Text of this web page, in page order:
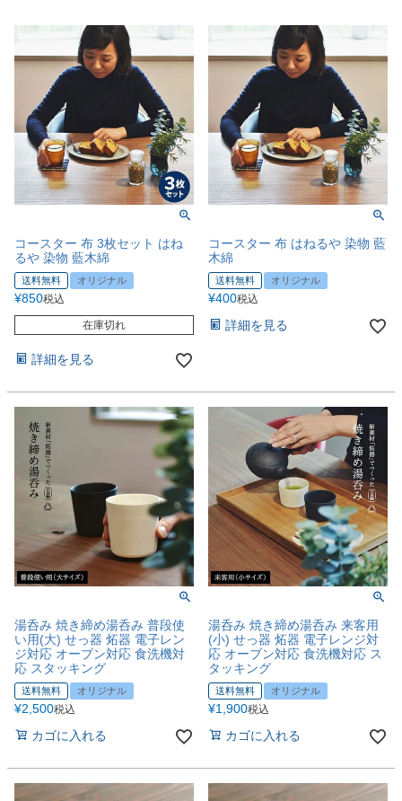
コースター 布 3枚セット はね
るや 染物 藍木綿
送料無料 オリジナル
¥850税込
在庫切れ
詳細を見る
コースター 布 はねるや 染物 藍
木綿
送料無料 オリジナル
¥400税込
詳細を見る
湯呑み 焼き締め湯呑み 普段使
い用(大) せっ器 炻器 電子レン
ジ対応 オーブン対応 食洗機対
応 スタッキング
送料無料 オリジナル
¥2,500税込
カゴに入れる
湯呑み 焼き締め湯呑み 来客用
(小) せっ器 炻器 電子レンジ対
応 オーブン対応 食洗機対応 ス
タッキング
送料無料 オリジナル
¥1,900税込
カゴに入れる